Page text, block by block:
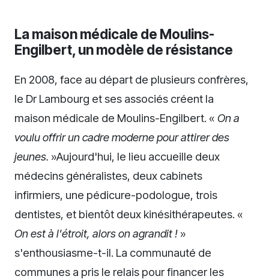
La maison médicale de Moulins-
Engilbert, un modèle de résistance
En 2008, face au départ de plusieurs confrères,
le Dr Lambourg et ses associés créent la
maison médicale de Moulins-Engilbert. « On a
voulu offrir un cadre moderne pour attirer des
jeunes. »Aujourd'hui, le lieu accueille deux
médecins généralistes, deux cabinets
infirmiers, une pédicure-podologue, trois
dentistes, et bientôt deux kinésithérapeutes. «
On est à l'étroit, alors on agrandit ! »
s'enthousiasme-t-il. La communauté de
communes a pris le relais pour financer les